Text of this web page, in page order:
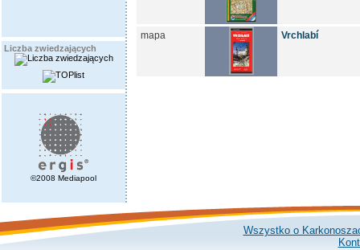
Liczba zwiedzających
©2008 Mediapool
mapa Vrchlabí
Wszystko o